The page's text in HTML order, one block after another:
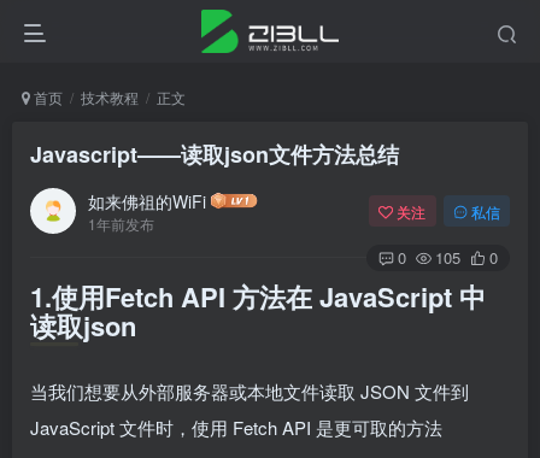
首页 技术教程 正文
Javascript——读取json文件方法总结
如来佛祖的WiFi
1年前发布
关注 私信
0 105 0
1.使用Fetch API 方法在 JavaScript 中
读取json
当我们想要从外部服务器或本地文件读取 JSON 文件到
JavaScript 文件时，使用 Fetch API 是更可取的方法